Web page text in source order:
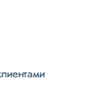
000 000
ведущие